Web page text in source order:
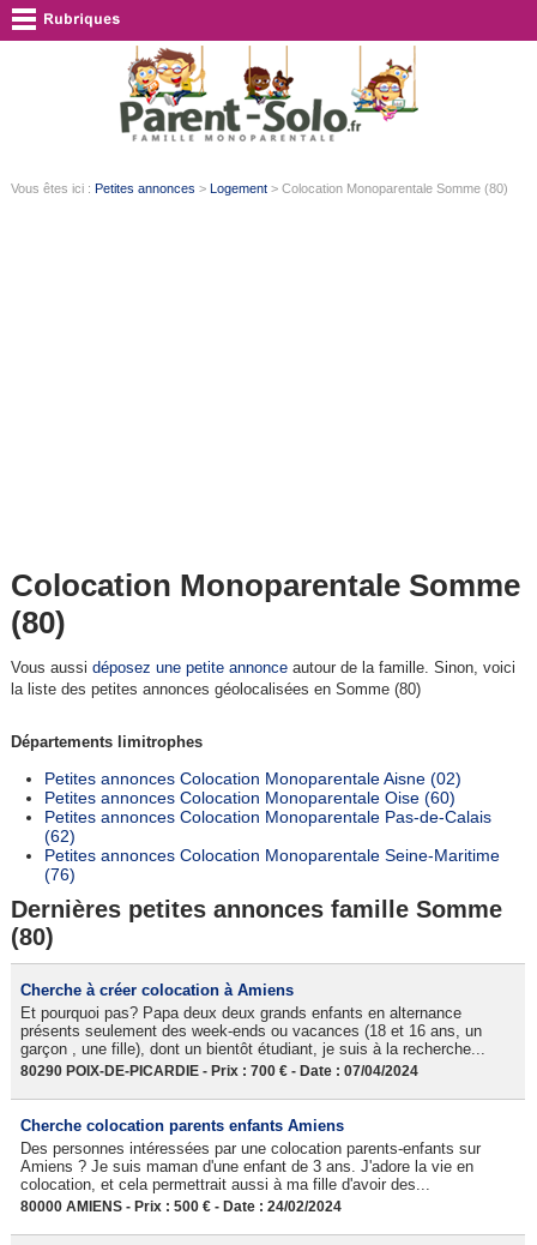
Vous êtes ici : Petites annonces > Logement> Colocation Monoparentale Somme (80)
Colocation Monoparentale Somme
(80)
Vous aussi déposez une petite annonceautour de la famille. Sinon, voici
la liste des petites annonces géolocalisées en Somme (80)
Départements limitrophes
Petites annonces Colocation Monoparentale Aisne (02)
Petites annonces Colocation Monoparentale Oise (60)
Petites annonces Colocation Monoparentale Pas-de-Calais
(62)
Petites annonces Colocation Monoparentale Seine-Maritime
(76)
Dernières petites annonces famille Somme
(80)
Cherche à créer colocation à Amiens
Et pourquoi pas? Papa deux deux grands enfants en alternance
présents seulement des week-ends ou vacances (18 et 16 ans, un
garçon , une fille), dont un bientôt étudiant, je suis à la recherche...
80290 POIX-DE-PICARDIE - Prix : 700 € - Date : 07/04/2024
Cherche colocation parents enfants Amiens
Des personnes intéressées par une colocation parents-enfants sur
Amiens ? Je suis maman d'une enfant de 3 ans. J'adore la vie en
colocation, et cela permettrait aussi à ma fille d'avoir des...
80000 AMIENS - Prix : 500 € - Date : 24/02/2024